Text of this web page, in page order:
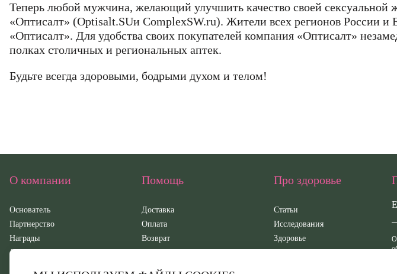
Теперь любой мужчина, желающий улучшить качество своей сексуальной
«Оптисалт» (Optisalt.SUи CompleхSW.ru). Жители всех регионов России
«Оптисалт». Для удобства своих покупателей компания «Оптисалт»
полках столичных и региональных аптек.
Будьте всегда здоровыми, бодрыми духом и телом!
О компании
Основатель
Партнерство
Награды
Документация
Помощь
Доставка
Оплата
Возврат
Про здоровье
Статьи
Исследования
Здоровье
политикой конфиденциальности.
политикой конфиденциальности.
конфиденциальности.